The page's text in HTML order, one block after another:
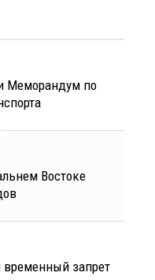
Меморандум по
Востоке
временный запрет